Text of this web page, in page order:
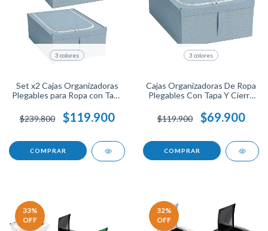
3 colores
Set x2 Cajas Organizadoras
Plegables para Ropa con Tapa
Resistentes y Prácticas para
Hogar.
$239.800 $119.900
COMPRAR
3 colores
Cajas Organizadoras De Ropa
Plegables Con Tapa Y Cierre
Transpirable Armario Closet
Ahorra Espacio.
$119.900 $69.900
COMPRAR
33%
OFF
32%
OFF